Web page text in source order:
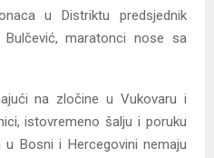
u Distriktu predsjednik
Bulčević, maratonci nose sa
na zločine u Vukovaru i
istovremeno šalju i poruku
Bosni i Hercegovini nemaju